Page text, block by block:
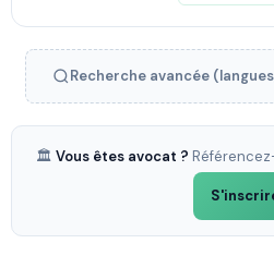
Recherche avancée
🏛️ Vous êtes avocat ?